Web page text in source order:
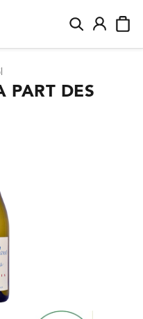
PART DES